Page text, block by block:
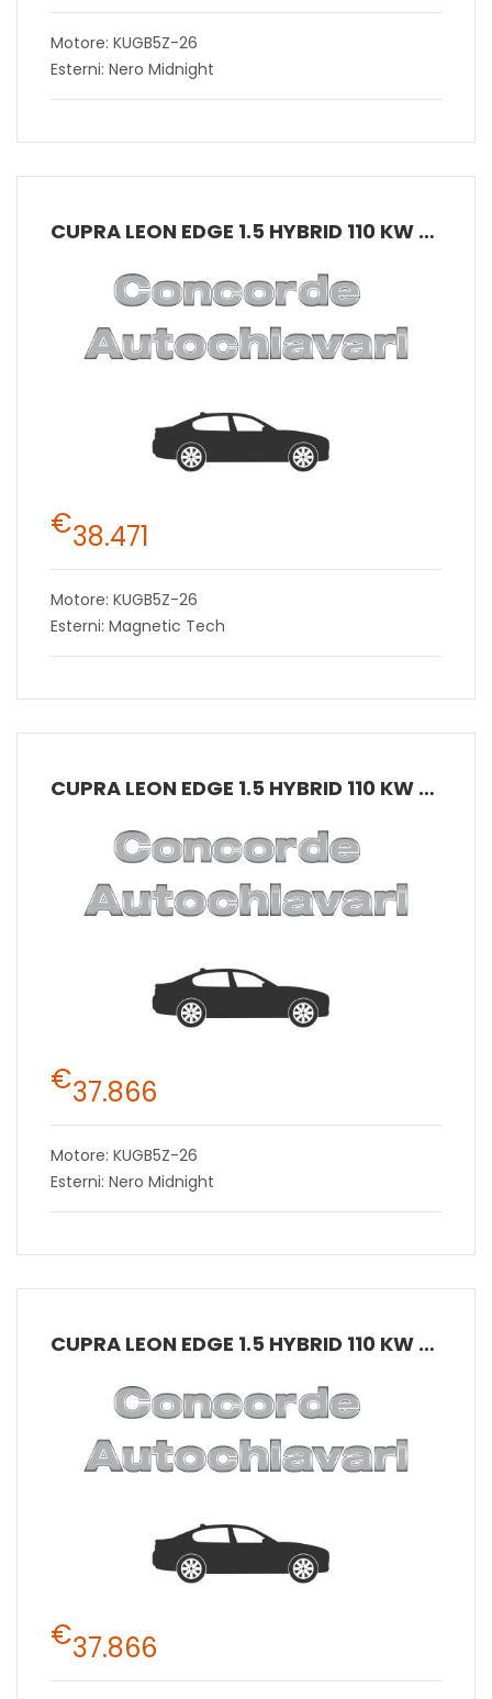
Motore: KUGB5Z-26
Esterni: Nero Midnight
CUPRA LEON EDGE 1.5 HYBRID 110 KW (150 CV) MHEV DSG 7 MARCE 2WD
€38.471
Motore: KUGB5Z-26
Esterni: Magnetic Tech
CUPRA LEON EDGE 1.5 HYBRID 110 KW (150 CV) MHEV DSG 7 MARCE 2WD
€37.866
Motore: KUGB5Z-26
Esterni: Nero Midnight
CUPRA LEON EDGE 1.5 HYBRID 110 KW (150 CV) MHEV DSG 7 MARCE 2WD
€37.866